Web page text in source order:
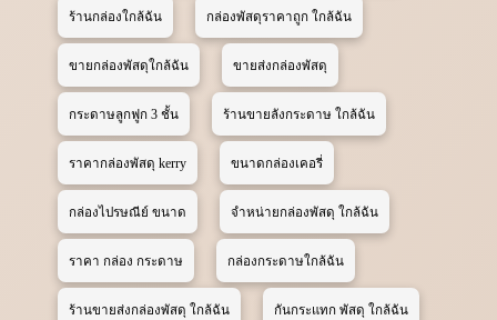
ร้านกล่องใกล้ฉัน กล่องพัสดุราคาถูก ใกล้ฉัน
ขายกล่องพัสดุใกล้ฉัน ขายส่งกล่องพัสดุ
กระดาษลูกฟูก 3 ชั้น ร้านขายลังกระดาษ ใกล้ฉัน
ราคากล่องพัสดุ kerry ขนาดกล่องเคอรี่
กล่องไปรษณีย์ ขนาด จําหน่ายกล่องพัสดุ ใกล้ฉัน
ราคา กล่อง กระดาษ กล่องกระดาษใกล้ฉัน
ร้านขายส่งกล่องพัสดุ ใกล้ฉัน กันกระแทก พัสดุ ใกล้ฉัน